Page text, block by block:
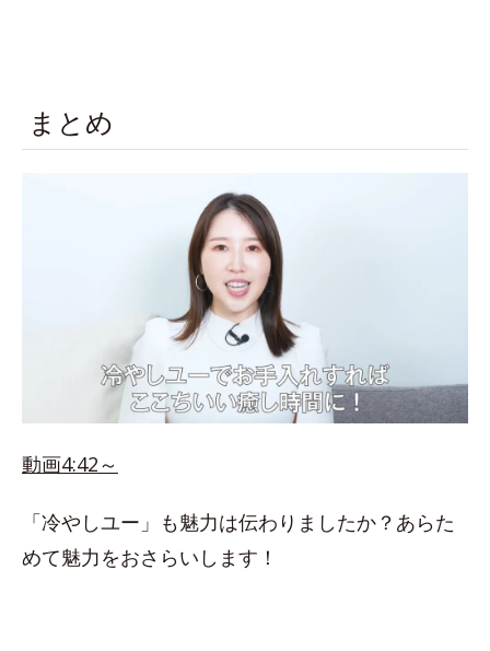
まとめ
動画4:42～
「冷やしユー」も魅力は伝わりましたか？あらた
めて魅力をおさらいします！